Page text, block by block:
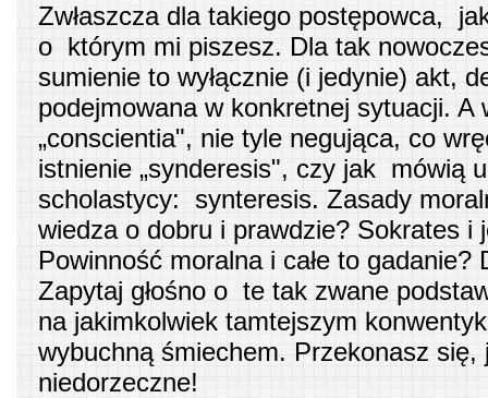
Zwłaszcza dla takiego postępowca,
o którym mi piszesz. Dla tak
sumienie to wyłącznie (i jedynie) akt,
podejmowana w konkretnej sytuacji.
„conscientia", nie tyle negująca, co
istnienie „synderesis", czy jak mówią
scholastycy: synteresis. Zasady
wiedza o dobru i prawdzie? Sokrates i
Powinność moralna i całe to
Zapytaj głośno o te tak zwane
na jakimkolwiek tamtejszym
wybuchną śmiechem. Przekonasz się,
niedorzeczne!